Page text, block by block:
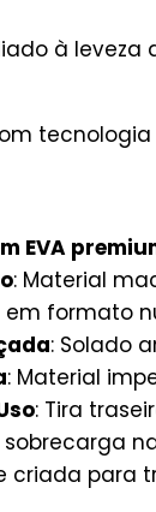
à
EVA
: Material
formato
: Solado
: Material
: Tira
sobrecarga
criada para